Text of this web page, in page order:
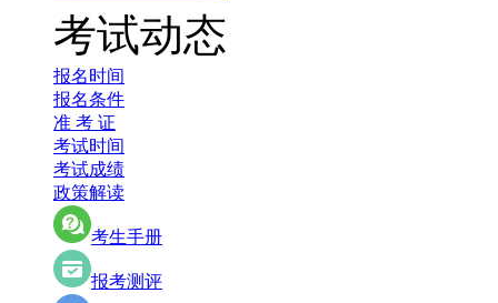
考试动态
报名时间
报名条件
准 考 证
考试时间
考试成绩
政策解读
考生手册
报考测评